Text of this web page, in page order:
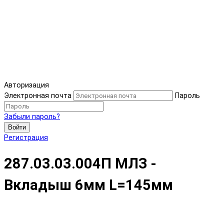
Авторизация
Электронная почта
Пароль
Забыли пароль?
Войти
Регистрация
287.03.03.004П МЛЗ -
Вкладыш 6мм L=145мм